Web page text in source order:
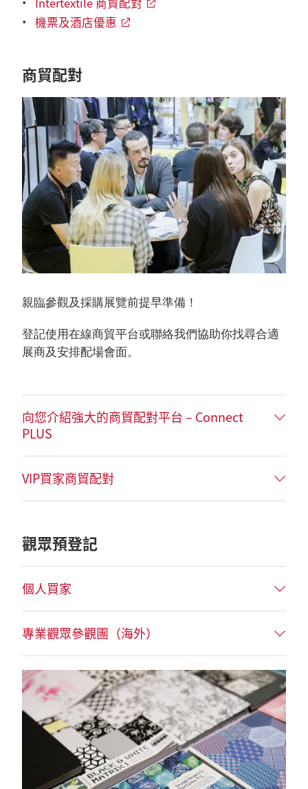
機票及酒店優惠
商貿配對
親臨參觀及採購展覽前提早準備！
登記使用在線商貿平台或聯絡我們協助你找尋合適
展商及安排配場會面。
向您介紹強大的商貿配對平台 – Connect
PLUS
VIP買家商貿配對
觀眾預登記
個人買家
專業觀眾參觀團（海外）